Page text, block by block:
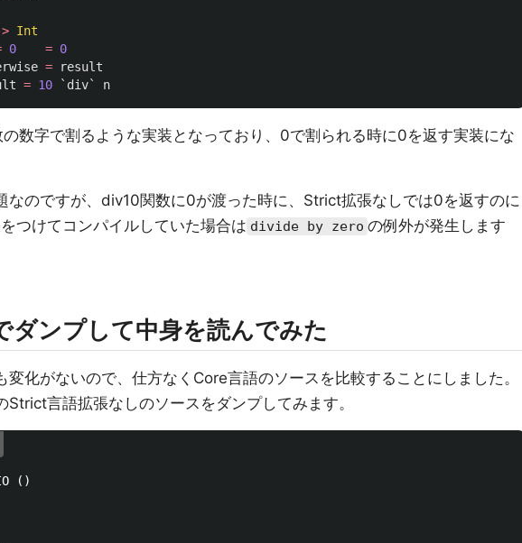
Int
0 = 0
=
result
= 10 ` div` n
数字で割るような実装となっており、0で割られる時に0を返す実装にな
なのですが、div10関数に0が渡った時に、Strict拡張なしでは0を返すのに
つけてコンパイルしていた場合は divide by zero の例外が発生します
ダンプして中身を読んでみた
変化がないので、仕方なくCore言語のソースを比較することにしました。
Strict言語拡張なしのソースをダンプしてみます。
()